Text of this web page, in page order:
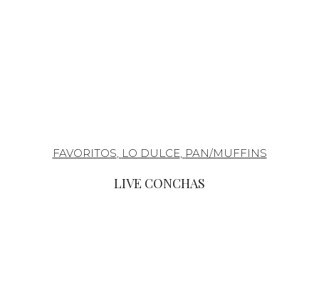
FAVORITOS, LO DULCE, PAN/MUFFINS
LIVE CONCHAS